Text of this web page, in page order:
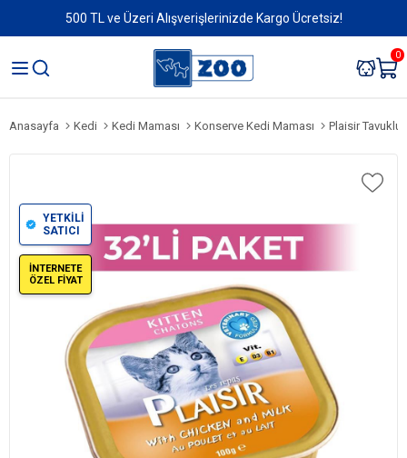
500 TL ve Üzeri Alışverişlerinizde Kargo Ücretsiz!
0
Anasayfa Kedi Kedi Maması Konserve Kedi Maması Plaisir Tavuklu
YETKİLİ
SATICI
İNTERNETE
ÖZEL FİYAT